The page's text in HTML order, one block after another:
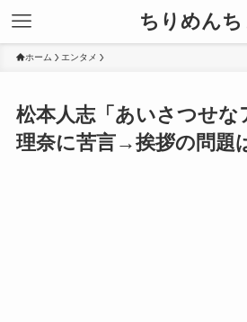
ちりめんち
ホーム エンタメ
松本人志「あいさつせな
理奈に苦言→挨拶の問題